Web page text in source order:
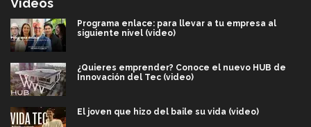
Videos
Programa enlace: para llevar a tu empresa al
siguiente nivel (video)
¿Quieres emprender? Conoce el nuevo HUB de
Innovación del Tec (video)
El joven que hizo del baile su vida (video)